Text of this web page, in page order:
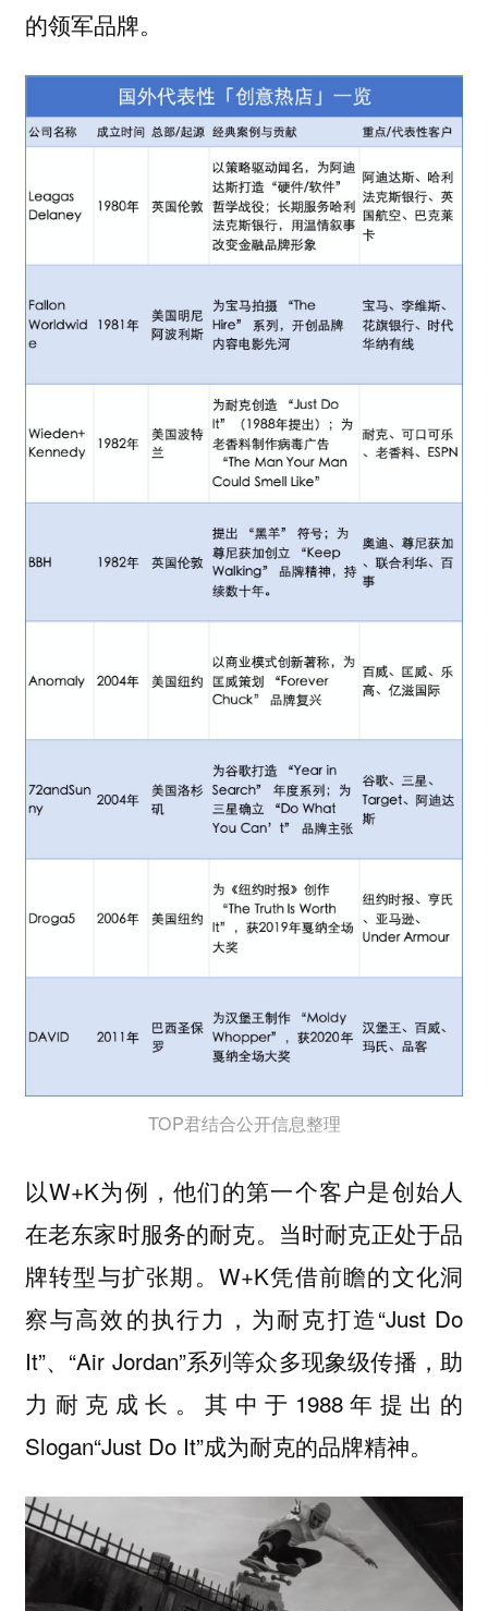
的领军品牌。
TOP君结合公开信息整理
以W+K为例，他们的第一个客户是创始人
在老东家时服务的耐克。当时耐克正处于品
牌转型与扩张期。W+K凭借前瞻的文化洞
察与高效的执行力，为耐克打造“Just Do
It”、“Air Jordan”系列等众多现象级传播，助
力耐克成长。其中于1988年提出的
Slogan“Just Do It”成为耐克的品牌精神。